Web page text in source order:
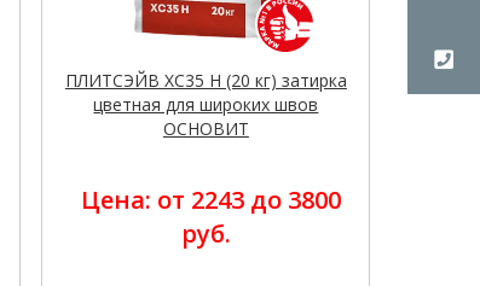
ПЛИТСЭЙВ XC35 H (20 кг) затирка
цветная для широких швов
ОСНОВИТ
Цена: от 2243 до 3800
руб.